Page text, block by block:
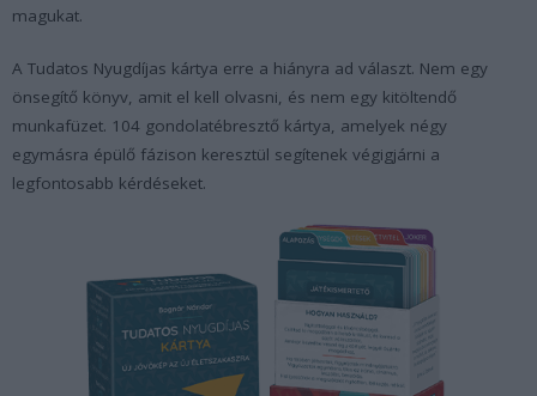
magukat.
A Tudatos Nyugdíjas kártya erre a hiányra ad választ. Nem egy
önsegítő könyv, amit el kell olvasni, és nem egy kitöltendő
munkafüzet. 104 gondolatébresztő kártya, amelyek négy
egymásra épülő fázison keresztül segítenek végigjárni a
legfontosabb kérdéseket.